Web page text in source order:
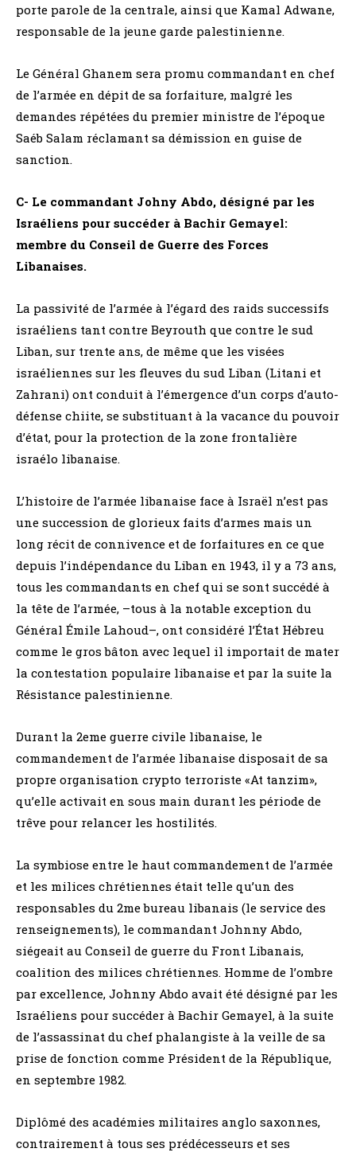
porte parole de la centrale, ainsi que Kamal Adwane,
responsable de la jeune garde palestinienne.
Le Général Ghanem sera promu commandant en chef
de l’armée en dépit de sa forfaiture, malgré les
demandes répétées du premier ministre de l’époque
Saéb Salam réclamant sa démission en guise de
sanction.
C- Le commandant Johny Abdo, désigné par les
Israéliens pour succéder à Bachir Gemayel:
membre du Conseil de Guerre des Forces
Libanaises.
La passivité de l’armée à l’égard des raids successifs
israéliens tant contre Beyrouth que contre le sud
Liban, sur trente ans, de même que les visées
israéliennes sur les fleuves du sud Liban (Litani et
Zahrani) ont conduit à l’émergence d’un corps d’auto-
défense chiite, se substituant à la vacance du pouvoir
d’état, pour la protection de la zone frontalière
israélo libanaise.
L’histoire de l’armée libanaise face à Israël n’est pas
une succession de glorieux faits d’armes mais un
long récit de connivence et de forfaitures en ce que
depuis l’indépendance du Liban en 1943, il y a 73 ans,
tous les commandants en chef qui se sont succédé à
la tête de l’armée, –tous à la notable exception du
Général Émile Lahoud–, ont considéré l’État Hébreu
comme le gros bâton avec lequel il importait de mater
la contestation populaire libanaise et par la suite la
Résistance palestinienne.
Durant la 2eme guerre civile libanaise, le
commandement de l’armée libanaise disposait de sa
propre organisation crypto terroriste «At tanzim»,
qu’elle activait en sous main durant les période de
trêve pour relancer les hostilités.
La symbiose entre le haut commandement de l’armée
et les milices chrétiennes était telle qu’un des
responsables du 2me bureau libanais (le service des
renseignements), le commandant Johnny Abdo,
siégeait au Conseil de guerre du Front Libanais,
coalition des milices chrétiennes. Homme de l’ombre
par excellence, Johnny Abdo avait été désigné par les
Israéliens pour succéder à Bachir Gemayel, à la suite
de l’assassinat du chef phalangiste à la veille de sa
prise de fonction comme Président de la République,
en septembre 1982.
Diplômé des académies militaires anglo saxonnes,
contrairement à tous ses prédécesseurs et ses